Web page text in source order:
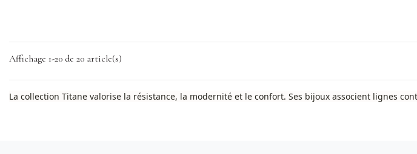
Affichage 1-20 de 20 article(s)
La collection Titane valorise la résistance, la modernité et le confort. Ses bijoux associent lignes